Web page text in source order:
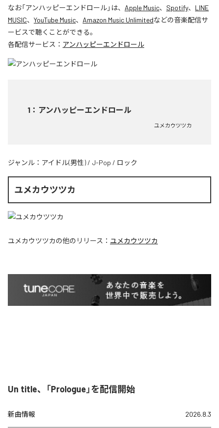
なお「アンハッピーエンドロール」は、 Apple Music、 Spotify、 LINE
MUSIC、 YouTube Music、 Amazon Music Unlimitedなどの音楽配信サ
ービスで聴くことができる。
各配信サービス： アンハッピーエンドロール
1 ： アンハッピーエンドロール
ユメカウツツカ
ジャンル： アイドル(男性) / J-Pop / ロック
ユメカウツツカ
ユメカウツツカの他のリリース： ユメカウツツカ
Un title、「Prologue」を配信開始
新曲情報 2026.8.3